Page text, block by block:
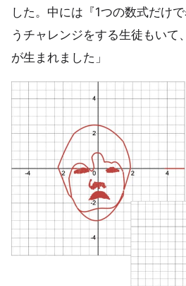
した。中には『1つの数式だけ
うチャレンジをする生徒もいて
が生まれました」